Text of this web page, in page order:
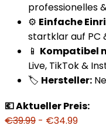
professionelles
⚙️ Einfache
startklar auf PC
📱 Kompatibel
Live, TikTok &
🏷️ Hersteller:
💶 Aktueller Preis:
€39.99 - €34.99